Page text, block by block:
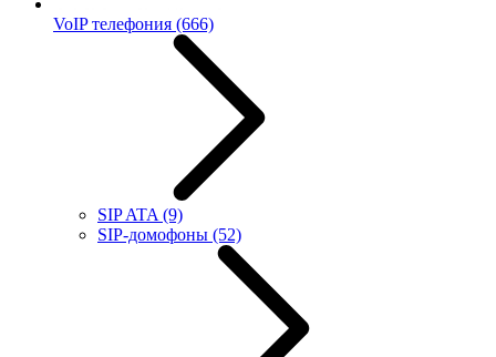
VoIP телефония (666)
SIP ATA (9)
SIP-домофоны (52)